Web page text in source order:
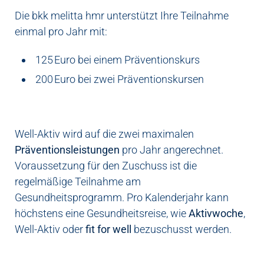
Die bkk melitta hmr unterstützt Ihre Teilnahme
einmal pro Jahr mit:
125 Euro bei einem Präventionskurs
200 Euro bei zwei Präventionskursen
Well-Aktiv wird auf die zwei maximalen
Präventionsleistungen pro Jahr angerechnet.
Voraussetzung für den Zuschuss ist die
regelmäßige Teilnahme am
Gesundheitsprogramm. Pro Kalenderjahr kann
höchstens eine Gesundheitsreise, wieAktivwoche,
Well-Aktiv oderfit for well bezuschusst werden.